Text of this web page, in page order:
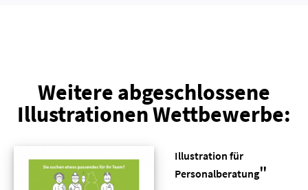
Weitere abgeschlossene
Illustrationen Wettbewerbe:
Illustration für
Personalberatung"